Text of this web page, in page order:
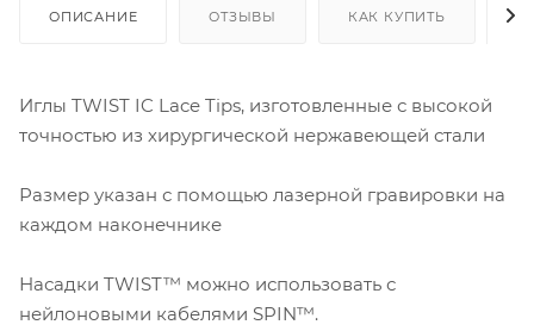
ОПИСАНИЕ ОТЗЫВЫ КАК КУПИТЬ
Иглы TWIST IC Lace Tips, изготовленные с высокой
точностью из хирургической нержавеющей стали
Размер указан с помощью лазерной гравировки на
каждом наконечнике
Насадки TWIST™ можно использовать с
нейлоновыми кабелями SPIN™.